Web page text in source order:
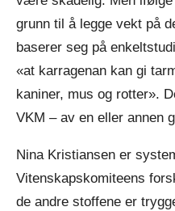
grunn til å legge vekt på
baserer seg på
«at karragenan kan gi
kaniner, mus og rotter».
VKM – av en eller annen
Nina Kristiansen er
Vitenskapskomiteens
de andre stoffene er